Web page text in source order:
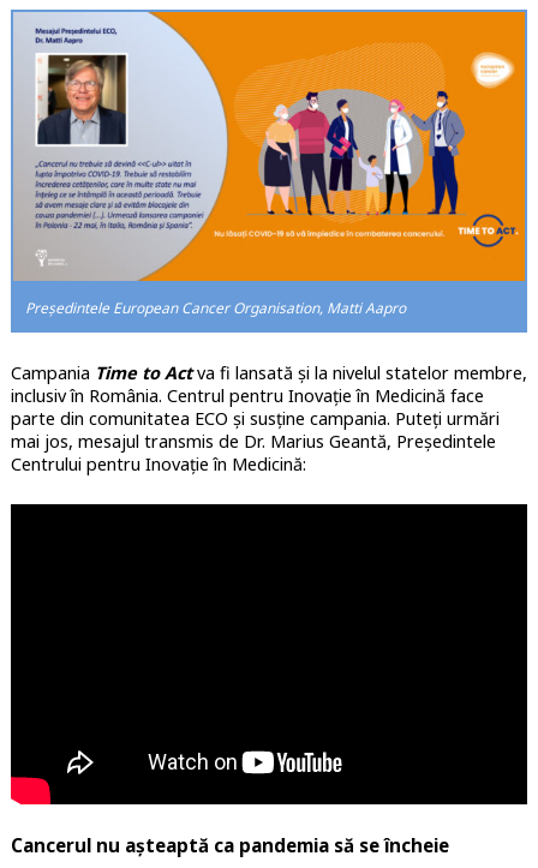
Președintele European Cancer Organisation, Matti Aapro
Campania Time to Actva fi lansată și la nivelul statelor membre,
inclusiv în România. Centrul pentru Inovație în Medicină face
parte din comunitatea ECO și susține campania. Puteți urmări
mai jos, mesajul transmis de Dr. Marius Geantă, Președintele
Centrului pentru Inovație în Medicină:
Cancerul nu așteaptă ca pandemia să se încheie